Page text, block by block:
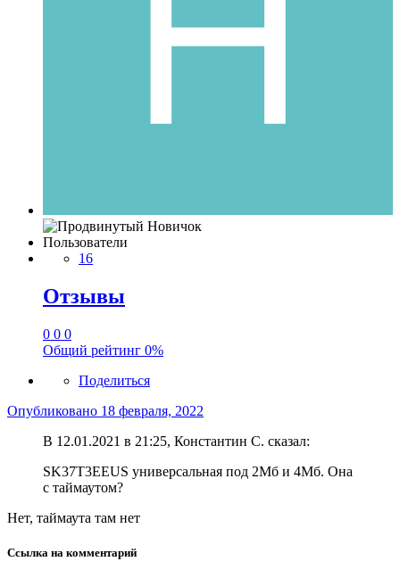
Пользователи
16
Отзывы
0 0 0
Общий рейтинг 0%
Поделиться
Опубликовано 18 февраля, 2022
В 12.01.2021 в 21:25, Константин С. сказал:
SK37T3EEUS универсальная под 2Мб и 4Мб. Она
с таймаутом?
Нет, таймаута там нет
Ссылка на комментарий